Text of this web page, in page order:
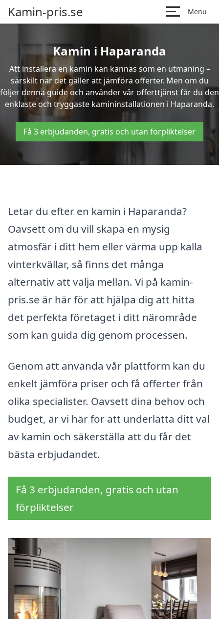
Kamin-pris.se Menu
Kamin i Haparanda
Att installera en kamin kan kännas som en utmaning –
särskilt när det gäller att jämföra offerter. Men om du
följer denna guide och använder vår offerttjänst får du den
enklaste och tryggaste kamininstallationen i Haparanda.
Få 3 erbjudanden, gratis och utan förpliktelser
Letar du efter en kamin i Haparanda?
Oavsett om du vill skapa en mysig
atmosfär i ditt hem eller värma upp kalla
vinterkvällar, så finns det många
alternativ att välja mellan. Vi på kamin-
pris.se är här för att hjälpa dig att hitta
det perfekta företaget i ditt närområde
som kan guida dig genom processen.
Genom att använda vår plattform kan du
enkelt jämföra priser och få offerter från
olika specialister. Oavsett dina behov och
budget, är vi här för att underlätta ditt val
av kamin och säkerställa att du får det
bästa erbjudandet.
Få 3 erbjudanden, gratis och utan
förpliktelser